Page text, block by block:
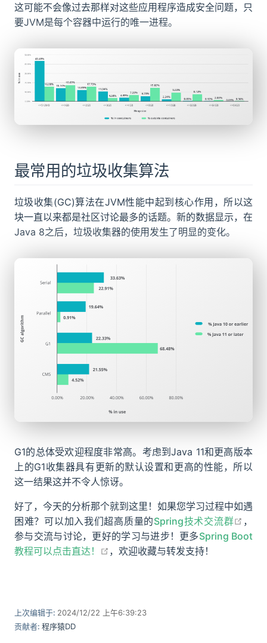
这可能不会像过去那样对这些应用程序造成安全问题，只
要JVM是每个容器中运行的唯一进程。
最常用的垃圾收集算法
垃圾收集(GC)算法在JVM性能中起到核心作用，所以这
块一直以来都是社区讨论最多的话题。新的数据显示，在
Java 8之后，垃圾收集器的使用发生了明显的变化。
G1的总体受欢迎程度非常高。考虑到Java 11和更高版本
上的G1收集器具有更新的默认设置和更高的性能，所以
这一结果这并不令人惊讶。
好了，今天的分析那个就到这里！如果您学习过程中如遇
困难？可以加入我们超高质量的Spring技术交流群
，
参与交流与讨论，更好的学习与进步！更多Spring Boot
教程可以点击直达！
open in new window
，欢迎收藏与转发支持！
上次编辑于: 2024/12/22 上午6:39:23
贡献者: 程序猿DD